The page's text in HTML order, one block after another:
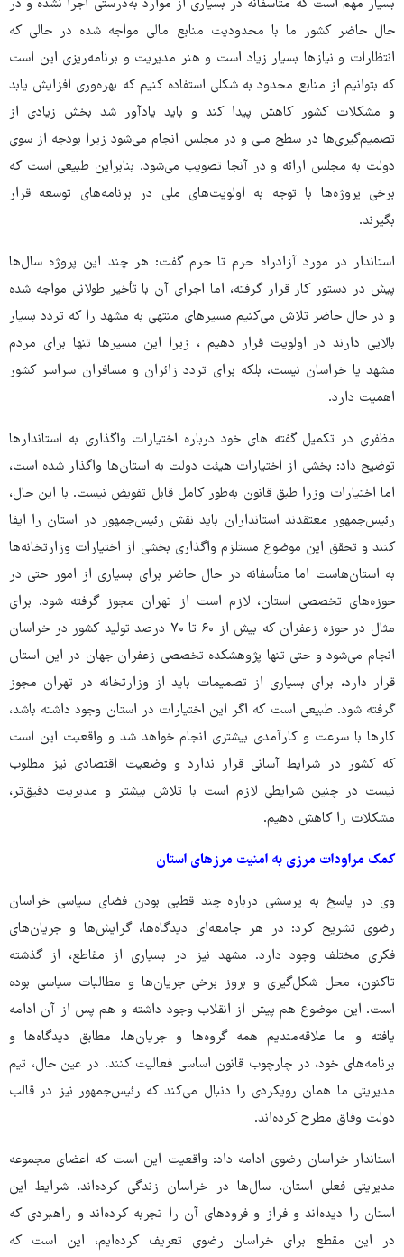
بسیار مهم است که متأسفانه در بسیاری از موارد به‌درستی اجرا نشده و در
حال حاضر کشور ما با محدودیت منابع مالی مواجه شده در حالی که
انتظارات و نیازها بسیار زیاد است و هنر مدیریت و برنامه‌ریزی این است
که بتوانیم از منابع محدود به شکلی استفاده کنیم که بهره‌وری افزایش یابد
و مشکلات کشور کاهش پیدا کند و باید یادآور شد بخش زیادی از
تصمیم‌گیری‌ها در سطح ملی و در مجلس انجام می‌شود زیرا بودجه از سوی
دولت به مجلس ارائه و در آنجا تصویب می‌شود. بنابراین طبیعی است که
برخی پروژه‌ها با توجه به اولویت‌های ملی در برنامه‌های توسعه قرار
بگیرند.
استاندار در مورد آزادراه حرم تا حرم گفت: هر چند این پروژه سال‌ها
پیش در دستور کار قرار گرفته، اما اجرای آن با تأخیر طولانی مواجه شده
و در حال حاضر تلاش می‌کنیم مسیرهای منتهی به مشهد را که تردد بسیار
بالایی دارند در اولویت قرار دهیم ، زیرا این مسیرها تنها برای مردم
مشهد یا خراسان نیست، بلکه برای تردد زائران و مسافران سراسر کشور
اهمیت دارد.
مظفری در تکمیل گفته های خود درباره اختیارات واگذاری به استاندارها
توضیح داد: بخشی از اختیارات هیئت دولت به استان‌ها واگذار شده است،
اما اختیارات وزرا طبق قانون به‌طور کامل قابل تفویض نیست. با این حال،
رئیس‌جمهور معتقدند استانداران باید نقش رئیس‌جمهور در استان را ایفا
کنند و تحقق این موضوع مستلزم واگذاری بخشی از اختیارات وزارتخانه‌ها
به استان‌هاست اما متأسفانه در حال حاضر برای بسیاری از امور حتی در
حوزه‌های تخصصی استان، لازم است از تهران مجوز گرفته شود. برای
مثال در حوزه زعفران که بیش از ۶۰ تا ۷۰ درصد تولید کشور در خراسان
انجام می‌شود و حتی تنها پژوهشکده تخصصی زعفران جهان در این استان
قرار دارد، برای بسیاری از تصمیمات باید از وزارتخانه در تهران مجوز
گرفته شود. طبیعی است که اگر این اختیارات در استان وجود داشته باشد،
کارها با سرعت و کارآمدی بیشتری انجام خواهد شد و واقعیت این است
که کشور در شرایط آسانی قرار ندارد و وضعیت اقتصادی نیز مطلوب
نیست در چنین شرایطی لازم است با تلاش بیشتر و مدیریت دقیق‌تر،
مشکلات را کاهش دهیم.
کمک مراودات مرزی به امنیت مرزهای استان
وی در پاسخ به پرسشی درباره چند قطبی بودن فضای سیاسی خراسان
رضوی تشریح کرد: در هر جامعه‌ای دیدگاه‌ها، گرایش‌ها و جریان‌های
فکری مختلف وجود دارد. مشهد نیز در بسیاری از مقاطع، از گذشته
تاکنون، محل شکل‌گیری و بروز برخی جریان‌ها و مطالبات سیاسی بوده
است. این موضوع هم پیش از انقلاب وجود داشته و هم پس از آن ادامه
یافته و ما علاقه‌مندیم همه گروه‌ها و جریان‌ها، مطابق دیدگاه‌ها و
برنامه‌های خود، در چارچوب قانون اساسی فعالیت کنند. در عین حال، تیم
مدیریتی ما همان رویکردی را دنبال می‌کند که رئیس‌جمهور نیز در قالب
دولت وفاق مطرح کرده‌اند.
استاندار خراسان رضوی ادامه داد: واقعیت این است که اعضای مجموعه
مدیریتی فعلی استان، سال‌ها در خراسان زندگی کرده‌اند، شرایط این
استان را دیده‌اند و فراز و فرودهای آن را تجربه کرده‌اند و راهبردی که
در این مقطع برای خراسان رضوی تعریف کرده‌ایم، این است که